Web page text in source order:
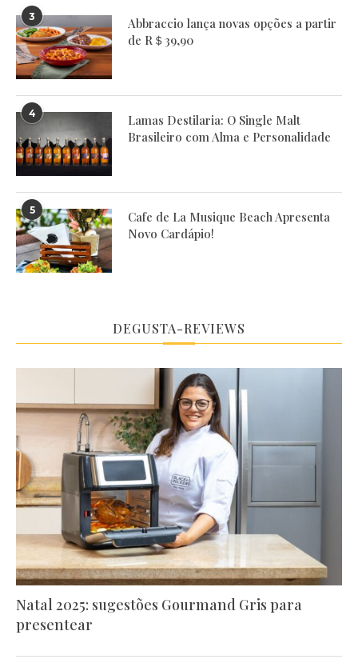
3
Abbraccio lança novas opções a partir
de R＄39,90
4
Lamas Destilaria: O Single Malt
Brasileiro com Alma e Personalidade
5
Cafe de La Musique Beach Apresenta
Novo Cardápio!
DEGUSTA-REVIEWS
Natal 2025: sugestões Gourmand Gris para
presentear